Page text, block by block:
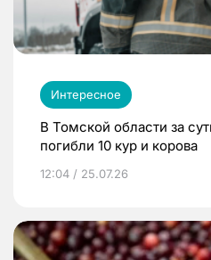
Интересное
В Томской области за
погибли 10 кур и корова
12:04 / 25.07.26